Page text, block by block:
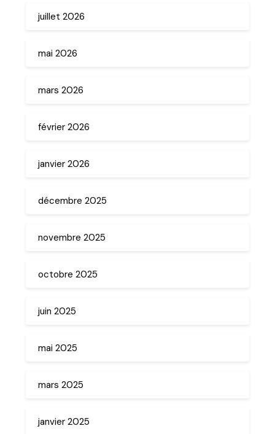
juillet 2026
mai 2026
mars 2026
février 2026
janvier 2026
décembre 2025
novembre 2025
octobre 2025
juin 2025
mai 2025
mars 2025
janvier 2025